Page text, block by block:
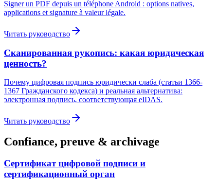
Signer un PDF depuis un téléphone Android : options natives,
applications et signature à valeur légale.
Читать руководство
Сканированная рукопись: какая юридическая
ценность?
Почему цифровая подпись юридически слаба (статьи 1366-
1367 Гражданского кодекса) и реальная альтернатива:
электронная подпись, соответствующая eIDAS.
Читать руководство
Confiance, preuve & archivage
Сертификат цифровой подписи и
сертификационный орган